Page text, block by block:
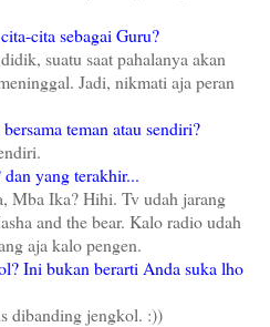
cita sebagai Guru?
suatu saat pahalanya akan
Jadi, nikmati aja peran
teman atau sendiri?
yang terakhir...
Mba Ika? Hihi. Tv udah jarang
and the bear. Kalo radio udah
aja kalo pengen.
Ini bukan berarti Anda suka lho
dibanding jengkol. :))